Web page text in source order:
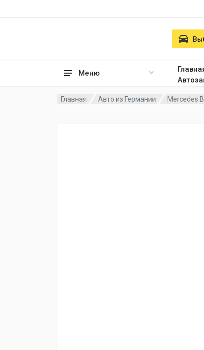
Меню
Главная Авто из Германии Mercedes